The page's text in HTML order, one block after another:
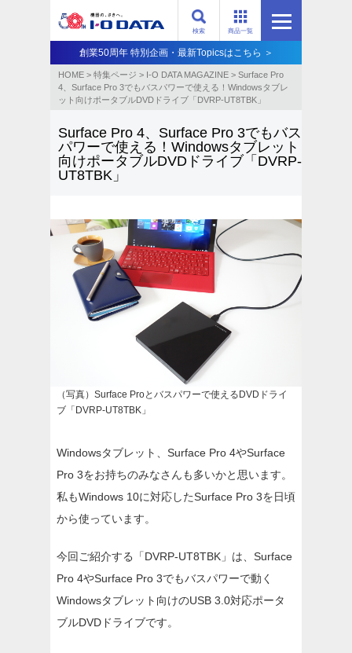
商品一覧
検索
創業50周年 特別企画・最新Topicsはこちら ＞
HOME > 特集ページ > I-O DATA MAGAZINE > Surface Pro
4、Surface Pro 3でもバスパワーで使える！Windowsタブレ
ット向けポータブルDVDドライブ「DVRP-UT8TBK」
Surface Pro 4、Surface Pro 3でもバス
パワーで使える！Windowsタブレット
向けポータブルDVDドライブ「DVRP-
UT8TBK」
（写真）Surface Proとバスパワーで使えるDVDドライ
ブ「DVRP-UT8TBK」
Windowsタブレット、Surface Pro 4やSurface
Pro 3をお持ちのみなさんも多いかと思います。
私もWindows 10に対応したSurface Pro 3を日頃
から使っています。
今回ご紹介する「DVRP-UT8TBK」は、Surface
Pro 4やSurface Pro 3でもバスパワーで動く
Windowsタブレット向けのUSB 3.0対応ポータ
ブルDVDドライブです。